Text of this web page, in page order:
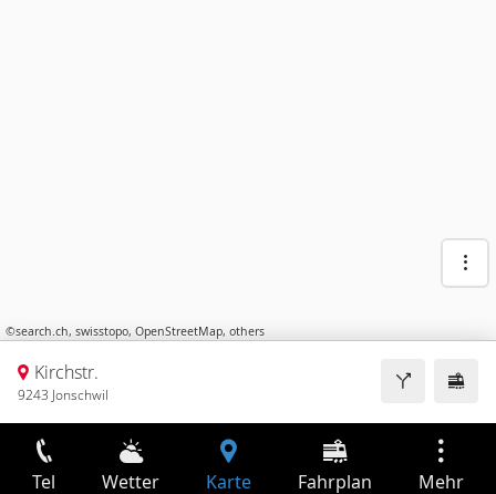
©search.ch, swisstopo, OpenStreetMap, others
Kirchstr.
9243 Jonschwil
Tel Wetter Karte Fahrplan Mehr